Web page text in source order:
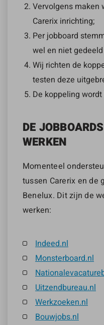
Vervolgens maken
Carerix inrichting;
Per jobboard
wel en niet
Wij richten de
testen deze
De koppeling
DE
WERKEN
Momenteel
tussen Carerix en de
Benelux. Dit zijn de
werken:
Indeed.nl
Monsterboard.nl
Uitzendbureau.nl
Werkzoeken.nl
Bouwjobs.nl